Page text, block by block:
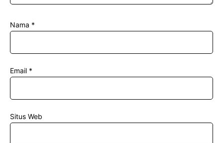
Nama *
Email *
Situs Web